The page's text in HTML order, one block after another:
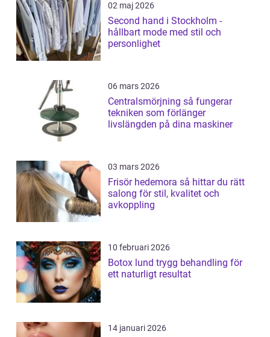
02 maj 2026
Second hand i Stockholm -
hållbart mode med stil och
personlighet
06 mars 2026
Centralsmörjning så fungerar
tekniken som förlänger
livslängden på dina maskiner
03 mars 2026
Frisör hedemora så hittar du rätt
salong för stil, kvalitet och
avkoppling
10 februari 2026
Botox lund trygg behandling för
ett naturligt resultat
14 januari 2026